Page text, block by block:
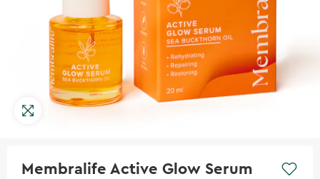
Membralife Active Glow Serum